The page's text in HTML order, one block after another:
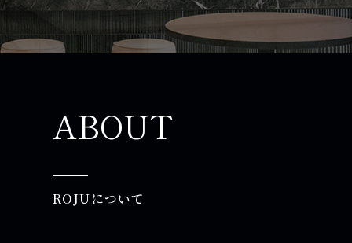
ABOUT
ROJUについて